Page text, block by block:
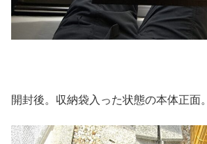
開封後。収納袋入った状態の本体正面。